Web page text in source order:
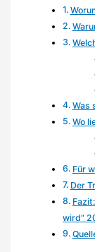
Was
Wo
Für
Der
wird“